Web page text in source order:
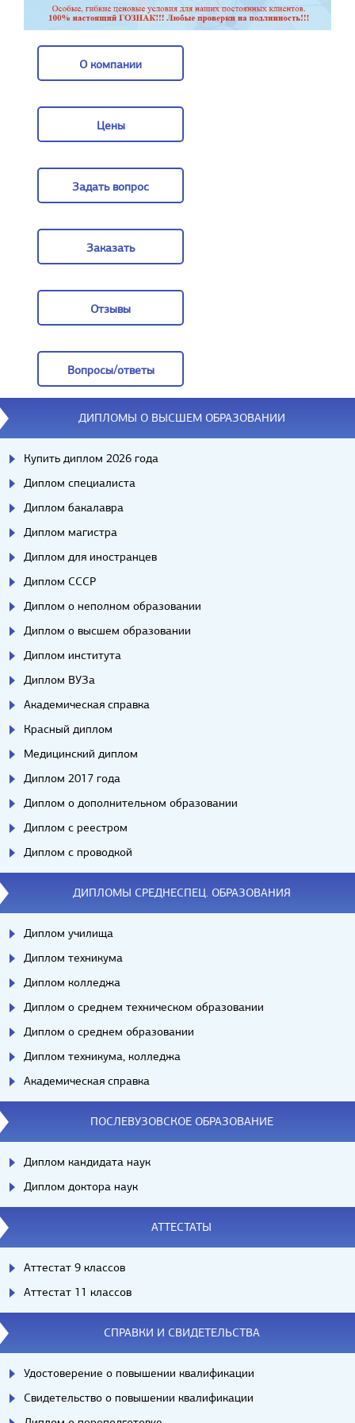
О компании
Цены
Задать вопрос
Заказать
Отзывы
Вопросы/ответы
Вопросы/ответы
ДИПЛОМЫ О ВЫСШЕМ ОБРАЗОВАНИИ
Купить диплом 2026 года
Диплом специалиста
Диплом бакалавра
Диплом магистра
Диплом для иностранцев
Диплом СССР
Диплом о неполном образовании
Диплом о высшем образовании
Диплом института
Диплом ВУЗа
Академическая справка
Красный диплом
Медицинский диплом
Диплом 2017 года
Диплом о дополнительном образовании
Диплом с реестром
Диплом с проводкой
ДИПЛОМЫ СРЕДНЕСПЕЦ. ОБРАЗОВАНИЯ
Диплом училища
Диплом техникума
Диплом колледжа
Диплом о среднем техническом образовании
Диплом о среднем образовании
Диплом техникума, колледжа
Академическая справка
ПОСЛЕВУЗОВСКОЕ ОБРАЗОВАНИЕ
Диплом кандидата наук
Диплом доктора наук
АТТЕСТАТЫ
Аттестат 9 классов
Аттестат 11 классов
СПРАВКИ И СВИДЕТЕЛЬСТВА
Удостоверение о повышении квалификации
Свидетельство о повышении квалификации